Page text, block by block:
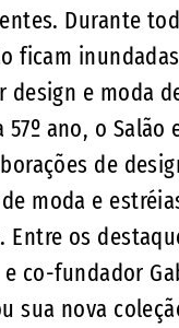
Durante
ficam
design e moda
ano, o Salão
de
moda e
Entre os
co-fundador
sua nova